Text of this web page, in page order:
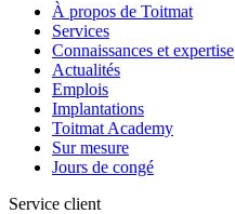
À propos de Toitmat
Services
Connaissances et expertise
Actualités
Emplois
Implantations
Toitmat Academy
Sur mesure
Jours de congé
Service client